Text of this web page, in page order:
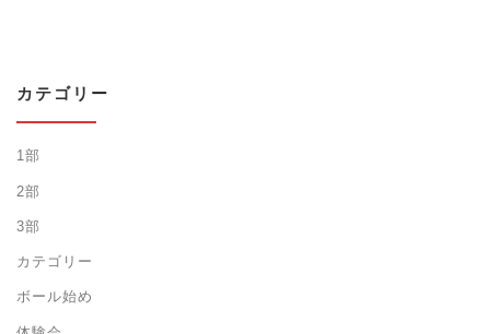
カテゴリー
1部
2部
3部
カテゴリー
ボール始め